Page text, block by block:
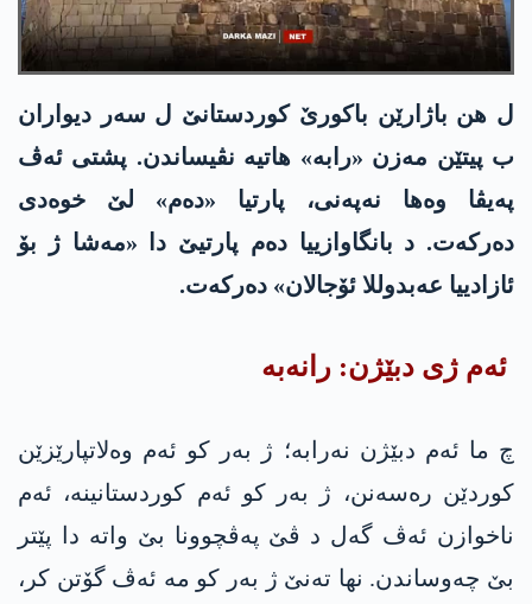
ل هن باژارێن باکورێ کوردستانێ ل سەر دیواران
ب پیتێن مەزن «رابە» هاتیە نڤیساندن. پشتی ئەڤ
پەیڤا وه‌ها نەپەنی، پارتیا «دەم» لێ خوەدی
دەرکەت. د بانگاوازییا دەم پارتیێ دا «مەشا ژ بۆ
ئازادییا عه‌بدوللا ئۆجالان» دەرکەت.
ئەم ژی دبێژن: رانەبە
چ ما ئەم دبێژن نەرابە؛ ژ بەر کو ئەم وەلاتپارێزێن
کوردێن رەسەنن، ژ بەر کو ئەم کوردستانینە، ئەم
ناخوازن ئەڤ گەل د ڤێ پەڤچوونا بێ واتە دا پێتر
بێ چەوساندن. نها تەنێ ژ بەر کو مە ئەڤ گۆتن کر،